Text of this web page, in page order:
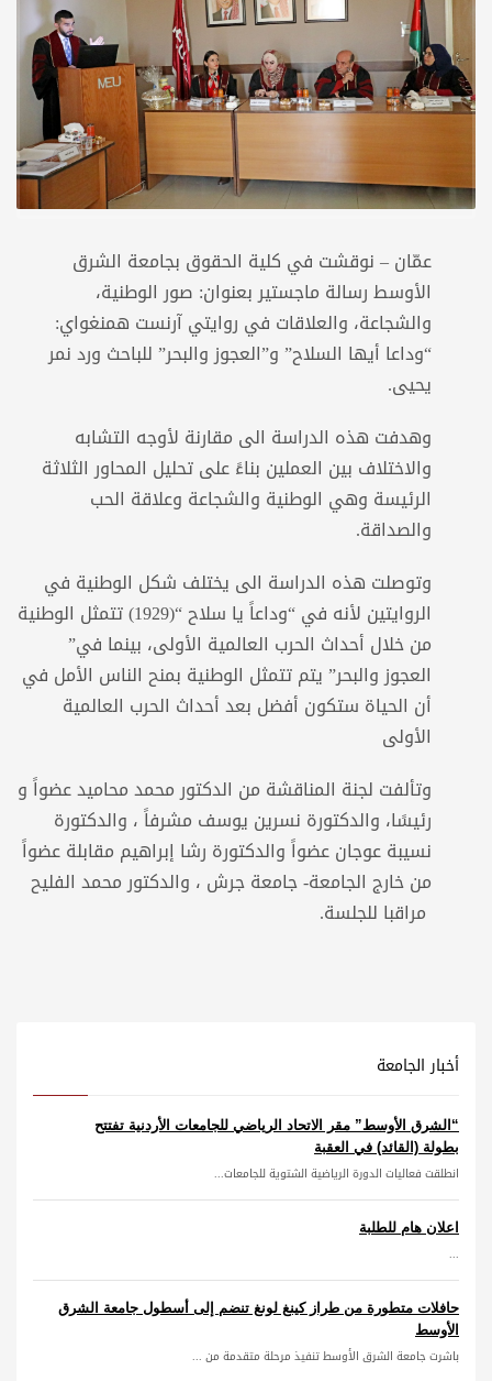
عمّان – نوقشت في كلية الحقوق بجامعة الشرق
الأوسط رسالة ماجستير بعنوان: صور الوطنية،
والشجاعة، والعلاقات في روايتي آرنست همنغواي:
“وداعا أيها السلاح” و”العجوز والبحر” للباحث ورد نمر
يحيى.
وهدفت هذه الدراسة الى مقارنة لأوجه التشابه
والاختلاف بين العملين بناءً على تحليل المحاور الثلاثة
الرئيسة وهي الوطنية والشجاعة وعلاقة الحب
والصداقة.
وتوصلت هذه الدراسة الى يختلف شكل الوطنية في
الروايتين لأنه في “وداعاً يا سلاح “(1929) تتمثل الوطنية
من خلال أحداث الحرب العالمية الأولى، بينما في”
العجوز والبحر” يتم تتمثل الوطنية بمنح الناس الأمل في
أن الحياة ستكون أفضل بعد أحداث الحرب العالمية
الأولى
وتألفت لجنة المناقشة من الدكتور محمد محاميد عضواً و
رئيسًا، والدكتورة نسرين يوسف مشرفاً ، والدكتورة
نسيبة عوجان عضواً والدكتورة رشا إبراهيم مقابلة عضواً
من خارج الجامعة- جامعة جرش ، والدكتور محمد الفليح
مراقبا للجلسة.
أخبار الجامعة
“الشرق الأوسط” مقر الاتحاد الرياضي للجامعات الأردنية تفتتح
بطولة (القائد) في العقبة
انطلقت فعاليات الدورة الرياضية الشتوية للجامعات...
اعلان هام للطلبة
...
حافلات متطورة من طراز كينغ لونغ تنضم إلى أسطول جامعة الشرق
الأوسط
باشرت جامعة الشرق الأوسط تنفيذ مرحلة متقدمة من ...